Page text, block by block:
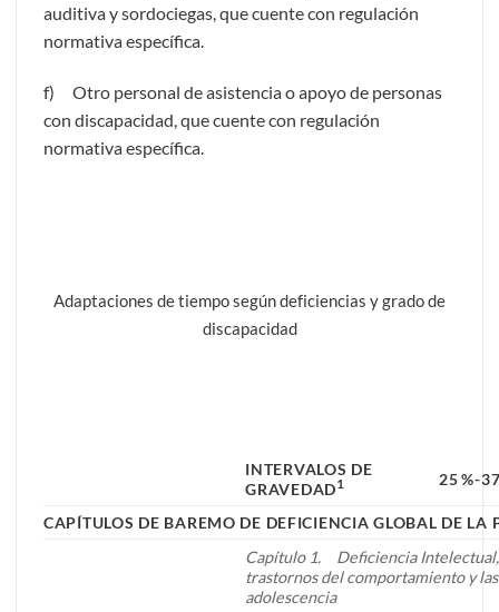
auditiva y sordociegas, que cuente con regulación
normativa específica.
f) Otro personal de asistencia o apoyo de personas
con discapacidad, que cuente con regulación
normativa específica.
Adaptaciones de tiempo según deficiencias y grado de
discapacidad
INTERVALOS DE
GRAVEDAD1 25 %-
CAPÍTULOS DE BAREMO DE DEFICIENCIA GLOBAL DE LA
Capítulo 1. Deficiencia
trastornos del comportamiento y
adolescencia